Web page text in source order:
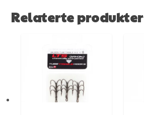
Relaterte produkter